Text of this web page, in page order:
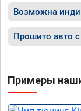
Возможна
Прошито авто
Примеры